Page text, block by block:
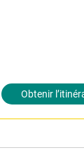
Obtenir